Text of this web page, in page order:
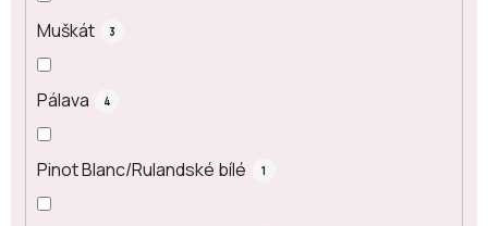
Muškát 3
Pálava 4
Pinot Blanc/Rulandské bílé 1